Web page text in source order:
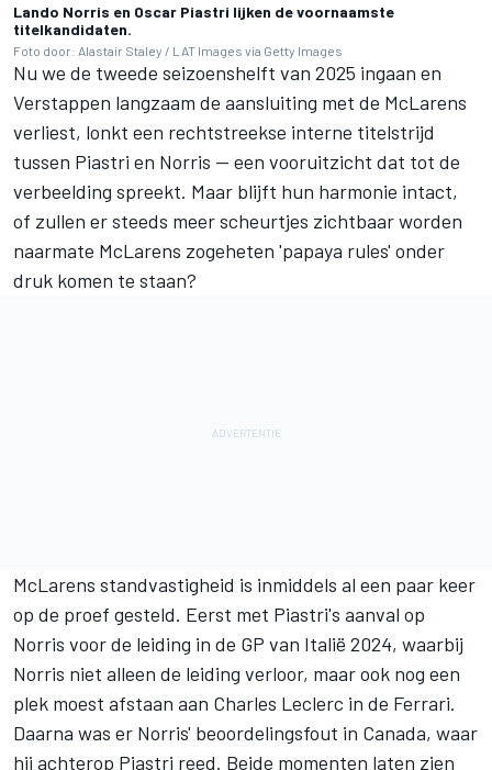
Lando Norris en Oscar Piastri lijken de voornaamste
titelkandidaten.
Foto door: Alastair Staley / LAT Images via Getty Images
Nu we de tweede seizoenshelft van 2025 ingaan en
Verstappen langzaam de aansluiting met de McLarens
verliest, lonkt een rechtstreekse interne titelstrijd
tussen Piastri en Norris — een vooruitzicht dat tot de
verbeelding spreekt. Maar blijft hun harmonie intact,
of zullen er steeds meer scheurtjes zichtbaar worden
naarmate McLarens zogeheten 'papaya rules' onder
druk komen te staan?
McLarens standvastigheid is inmiddels al een paar keer
op de proef gesteld. Eerst met Piastri's aanval op
Norris voor de leiding in de GP van Italië 2024, waarbij
Norris niet alleen de leiding verloor, maar ook nog een
plek moest afstaan aan Charles Leclerc in de Ferrari.
Daarna was er Norris' beoordelingsfout in Canada, waar
hij achterop Piastri reed. Beide momenten laten zien